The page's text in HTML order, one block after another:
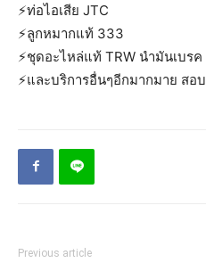
⚡️ท่อไอเสีย JTC
⚡️ลูกหมากแท้ 333
⚡️ชุดอะไหล่แท้ TRW นำมันเบร
⚡️และบริการอื่นๆอีกมากมาย สอ
Previous article